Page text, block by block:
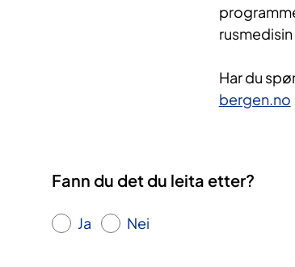
Har du
bergen.no
Fann du det du leita etter?
Ja Nei